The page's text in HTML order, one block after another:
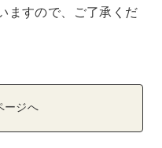
ますので、ご了承くだ
ージへ